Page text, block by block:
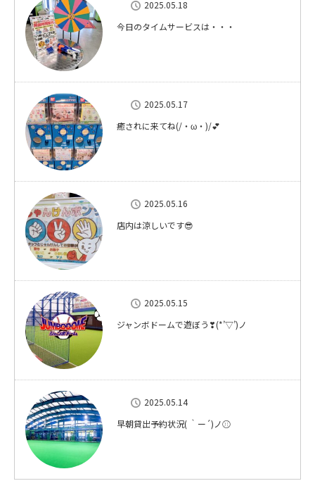
2025.05.18
今日のタイムサービスは・・・
2025.05.17
癒されに来てね(/・ω・)/💕
2025.05.16
店内は涼しいです😎
2025.05.15
ジャンボドームで遊ぼう❣(*’▽’)ノ
2025.05.14
早朝貸出予約状況( ｀ー´)ノ⚾